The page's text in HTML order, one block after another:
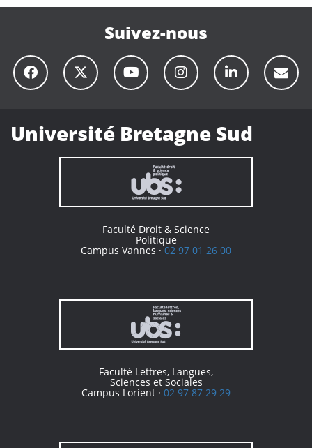
Suivez-nous
Université Bretagne Sud
Faculté Droit & Science
Politique
Campus Vannes ·02 97 01 26 00
Faculté Lettres, Langues,
Sciences et Sociales
Campus Lorient · 02 97 87 29 29